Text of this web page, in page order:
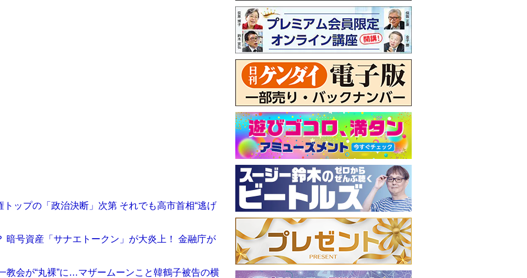
ップの「政治決断」次第 それでも高市首相“逃げ
暗号資産「サナエトークン」が大炎上！ 金融庁が
教会が“丸裸”に…マザームーンこと韓鶴子被告の横